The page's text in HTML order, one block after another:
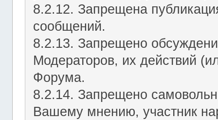
8.2.12. Запрещена
сообщений.
8.2.13. Запрещено
Модераторов, их действий
Форума.
8.2.14. Запрещено
Вашему мнению, участник